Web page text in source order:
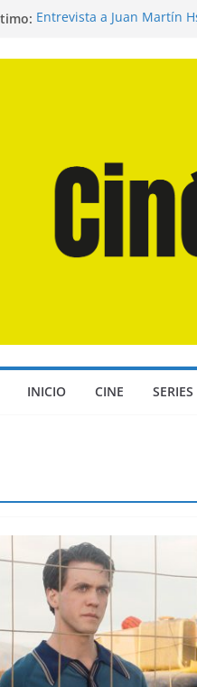
Entrevista a Juan Martín
INICIO CINE SERIES